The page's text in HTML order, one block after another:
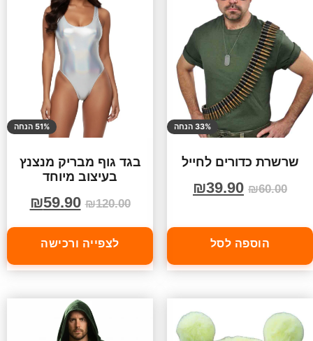
33% הנחה
שרשרת כדורים לחייל
₪60.00
₪39.90
הוספה לסל
51% הנחה
בגד גוף מבריק מנצנץ
בעיצוב מיוחד
₪120.00
₪59.90
לצפייה ורכישה